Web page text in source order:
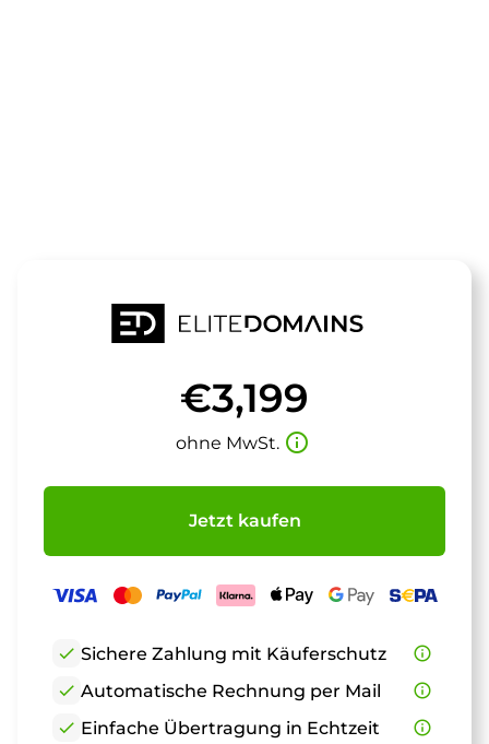
€3,199
ohne MwSt. info_outline
Jetzt kaufen
check Sichere Zahlung mit Käuferschutz
info_outline
check Automatische Rechnung per Mail
info_outline
check Einfache Übertragung in Echtzeit info_outline